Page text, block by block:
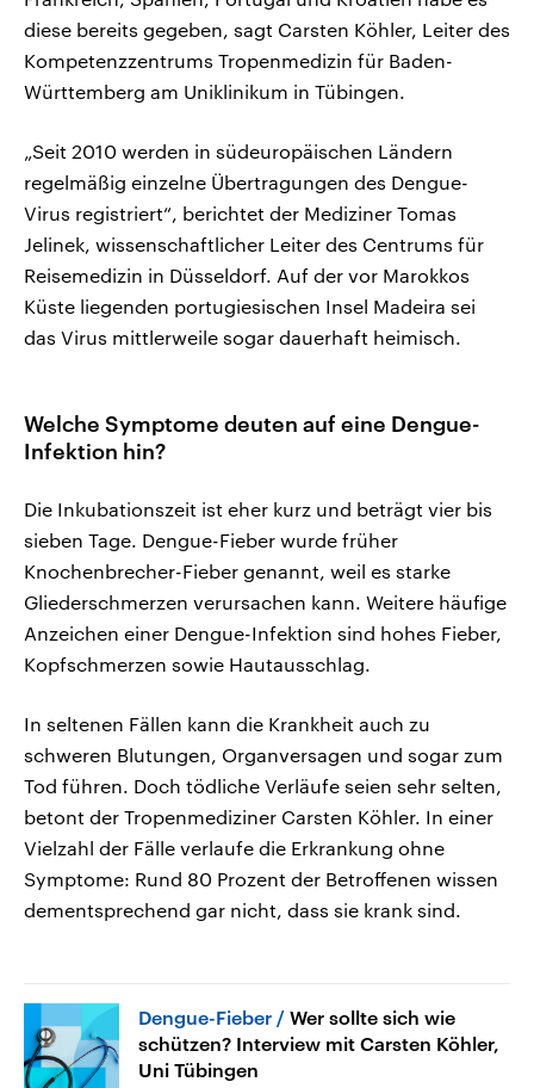
diese bereits gegeben, sagt Carsten Köhler, Leiter des
Kompetenzzentrums Tropenmedizin für Baden-
Württemberg am Uniklinikum in Tübingen.
„Seit 2010 werden in südeuropäischen Ländern
regelmäßig einzelne Übertragungen des Dengue-
Virus registriert“, berichtet der Mediziner Tomas
Jelinek, wissenschaftlicher Leiter des Centrums für
Reisemedizin in Düsseldorf. Auf der vor Marokkos
Küste liegenden portugiesischen Insel Madeira sei
das Virus mittlerweile sogar dauerhaft heimisch.
Welche Symptome deuten auf eine Dengue-
Infektion hin?
Die Inkubationszeit ist eher kurz und beträgt vier bis
sieben Tage. Dengue-Fieber wurde früher
Knochenbrecher-Fieber genannt, weil es starke
Gliederschmerzen verursachen kann. Weitere häufige
Anzeichen einer Dengue-Infektion sind hohes Fieber,
Kopfschmerzen sowie Hautausschlag.
In seltenen Fällen kann die Krankheit auch zu
schweren Blutungen, Organversagen und sogar zum
Tod führen. Doch tödliche Verläufe seien sehr selten,
betont der Tropenmediziner Carsten Köhler. In einer
Vielzahl der Fälle verlaufe die Erkrankung ohne
Symptome: Rund 80 Prozent der Betroffenen wissen
dementsprechend gar nicht, dass sie krank sind.
Dengue-Fieber
Wer sollte sich wie
schützen? Interview mit Carsten Köhler,
Uni Tübingen